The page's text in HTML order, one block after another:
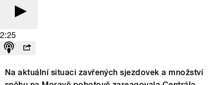
2:25
Na aktuální situaci zavřených sjezdovek a množství